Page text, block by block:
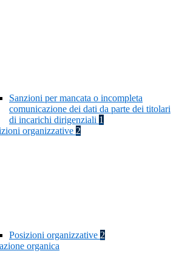
Sanzioni per mancata o incompleta
comunicazione dei dati da parte dei titolari
di incarichi dirigenziali 1
organizzative 2
Posizioni organizzative 2
organica